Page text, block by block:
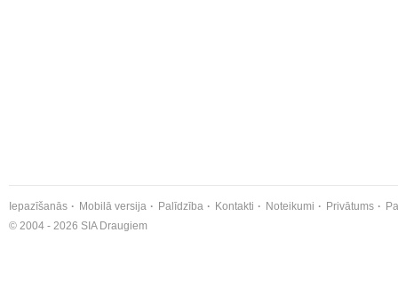
Iepazīšanās Mobilā versija Palīdzība Kontakti Noteikumi Privātums
© 2004 - 2026 SIA Draugiem